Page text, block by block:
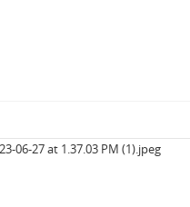
06-27 at 1.37.03 PM (1).jpeg